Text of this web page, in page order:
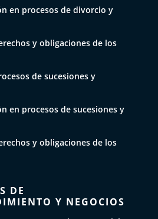
en procesos de divorcio y
y obligaciones de los
de sucesiones y
en procesos de sucesiones y
y obligaciones de los
DE
Y NEGOCIOS